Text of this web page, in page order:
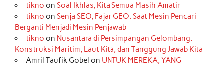
tikno on Soal Ikhlas, Kita Semua Masih Amatir
tikno on Senja SEO, Fajar GEO: Saat Mesin Pencari
Berganti Menjadi Mesin Penjawab
tikno on Nusantara di Persimpangan Gelombang:
Konstruksi Maritim, Laut Kita, dan Tanggung Jawab Kita
Amril Taufik Gobel on UNTUK MEREKA, YANG